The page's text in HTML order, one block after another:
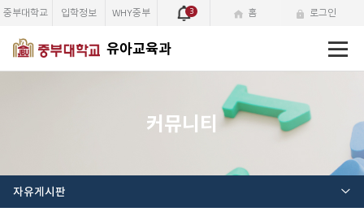
유아교육과
메
중부대학교 입학정보 WHY중부 3 홈 로그인
커뮤니티
자유게시판